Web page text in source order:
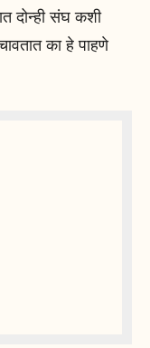
दोन्ही संघ कशी
का हे पाहणे